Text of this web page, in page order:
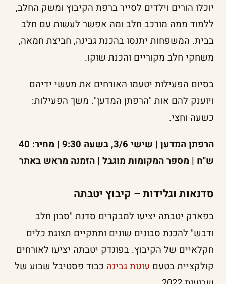
יוכלו הורים וילדים לסייר ברפת הקיבוץ ומשק החלב,
ללמוד ממה מורכב חלב ומה אפשר לעשות עם חלב
בבית. המשפחות יתנסו בהכנת גבינה, חביצת חמאה,
משחקי חלב מקוריים והכנת שוקו.
בסיום הפעילות יטעמו האורחים את מעשי ידיהם
ויוענק להם אות "הרפתן המדען". משך הפעילות:
כשעה וחצי.
הרפתן המדען | שישי 3/6, בשעה 9:30 | מחיר: 40
ש"ח | מספר המקומות מוגבל | הזמנה מראש באתר
סדנאות וגלידות – קיבוץ יטבתה
בפארק יטבתה יציעו למבקרים סדנת "סבון חלב
ודבש" להכנת סבונים שונים ותתקיים תצוגת כלים
חקלאיים של הקיבוץ. בפונדק יטבתה יציעו לאורחים
קולקציית בטעם עוגות גבינה כבוד פסטיבל שבוע של